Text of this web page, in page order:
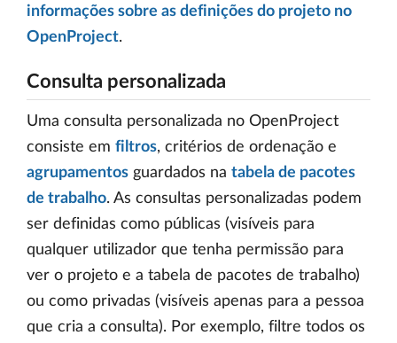
informações sobre as definições do projeto no
OpenProject.
Consulta personalizada
Uma consulta personalizada no OpenProject
consiste em filtros, critérios de ordenação e
agrupamentos guardados na tabela de pacotes
de trabalho. As consultas personalizadas podem
ser definidas como públicas (visíveis para
qualquer utilizador que tenha permissão para
ver o projeto e a tabela de pacotes de trabalho)
ou como privadas (visíveis apenas para a pessoa
que cria a consulta). Por exemplo, filtre todos os